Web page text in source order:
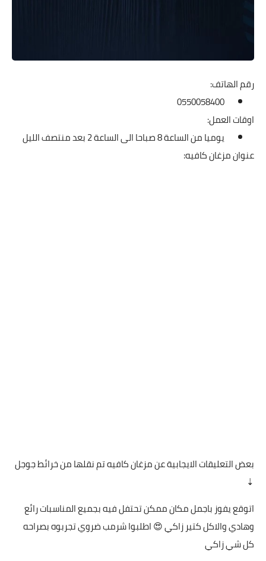
رقم الهاتف:
0550058400
اوقات العمل:
يوميا من الساعة 8 صباحا الى الساعة 2 بعد منتصف الليل
عنوان مزغان كافيه:
بعض التعليقات الايجابية عن مزغان كافيه تم نقلها من خرائط جوجل
⇣
اتوقع يفوز باجمل مكان ممكن تحتفل فيه بجميع المناسبات رائع
وهادي والاكل كتير زاكي 😍 اطلبوا شرمب ضروي تجربوه بصراحه
كل شي زاكي